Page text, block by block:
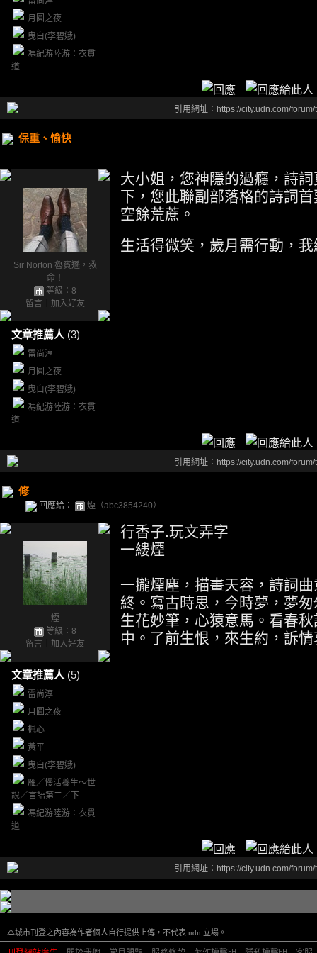
月圓之夜
曳白(李碧娥)
馮紀游陸游：衣貫
道
引用網址：https://city.udn.com/
保重、愉快
Sir Norton 魯賓遜，救
命！
等級：8
留言
加入好友
文章推薦人 (3)
雷尚淳
月圓之夜
曳白(李碧娥)
馮紀游陸游：衣貫
道
大小姐，您神隱的過癮，詩
下，您此聯副部落格的詩詞
空餘荒蔗。
生活得微笑，歲月需行動，
引用網址：https://city.udn.com/
修
回應給： 煙（abc3854240）
煙
等級：8
留言
加入好友
文章推薦人 (5)
雷尚淳
月圓之夜
楓心
黃平
曳白(李碧娥)
雁／慢活養生～世
說／言語第二／下
馮紀游陸游：衣貫
道
行香子.玩文弄字
一縷煙
一攏煙塵，描畫天容，詩詞
終。寫古時思，今時夢，夢匆
生花妙筆，心猿意馬。看春
中。了前生恨，來生約，訴情
引用網址：https://city.udn.com/
本城市刊登之內容為作者個人自行提供上傳，不代表 udn 立場。